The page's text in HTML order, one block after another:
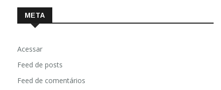
META
Acessar
Feed de posts
Feed de comentários